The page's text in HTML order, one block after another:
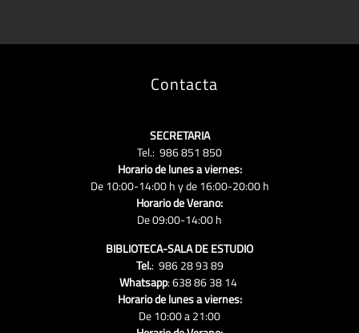
Contacta
SECRETARIA
Tel.: 986 851 850
Horario de lunes a viernes:
De 10:00-14:00 h y de 16:00-20:00 h
Horario de Verano:
De 09:00-14:00 h
BIBLIOTECA-SALA DE ESTUDIO
Tel.: 986 28 93 89
Whatsapp: 638 86 38 14
Horario de lunes a viernes:
De 10:00 a 21:00